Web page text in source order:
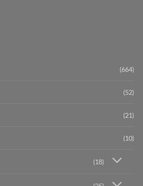
(664)
(52)
(21)
(10)
(18)